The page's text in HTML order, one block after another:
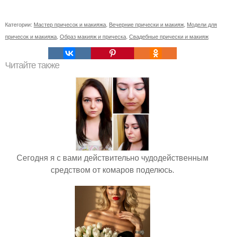
Категории: Мастер причесок и макияжа Вечерние прически и макияж Модели для
причесок и макияжа Образ макияж и прическа Свадебные прически и макияж
Читайте также
Сегодня я с вами действительно чудодейственным
средством от комаров поделюсь.